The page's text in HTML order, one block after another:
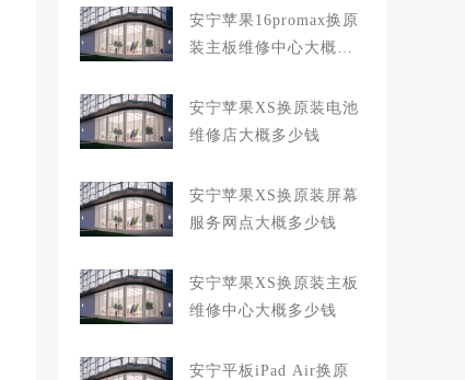
安宁苹果16promax换原
装主板维修中心大概多
安宁苹果XS换原装电池
维修店大概多少钱
安宁苹果XS换原装屏幕
服务网点大概多少钱
安宁苹果XS换原装主板
维修中心大概多少钱
安宁平板iPad Air换原